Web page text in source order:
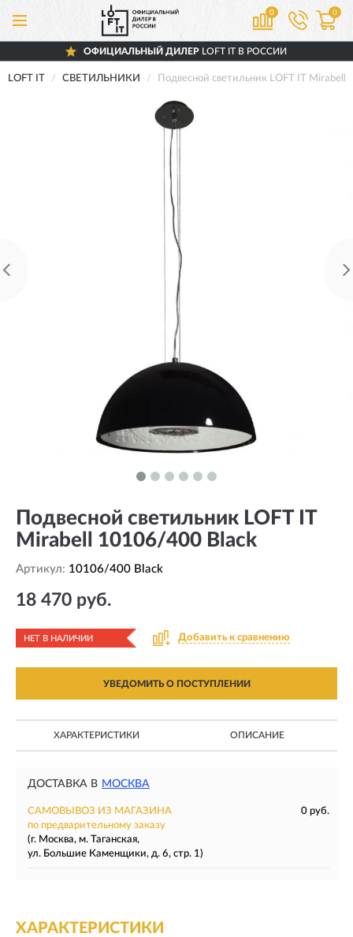
0 0
ОФИЦИАЛЬНЫЙ ДИЛЕРLOFT IT В РОССИИ
LOFT IT СВЕТИЛЬНИКИ Подвесной светильник LOFT IT
Подвесной светильник LOFT IT
Mirabell 10106/400 Black
Артикул: 10106/400 Black
18 470 руб.
НЕТ В НАЛИЧИИ Добавить к сравнению
УВЕДОМИТЬ О ПОСТУПЛЕНИИ
ХАРАКТЕРИСТИКИ ОПИСАНИЕ
ДОСТАВКА В МОСКВА
САМОВЫВОЗ ИЗ МАГАЗИНА
0 руб.
по предварительному заказу
(г. Москва, м. Таганская,
ул. Большие Каменщики, д. 6, стр. 1)
ХАРАКТЕРИСТИКИ